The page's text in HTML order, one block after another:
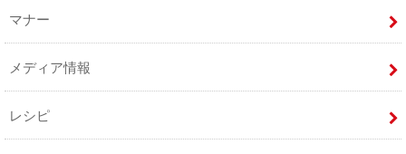
マナー
メディア情報
レシピ